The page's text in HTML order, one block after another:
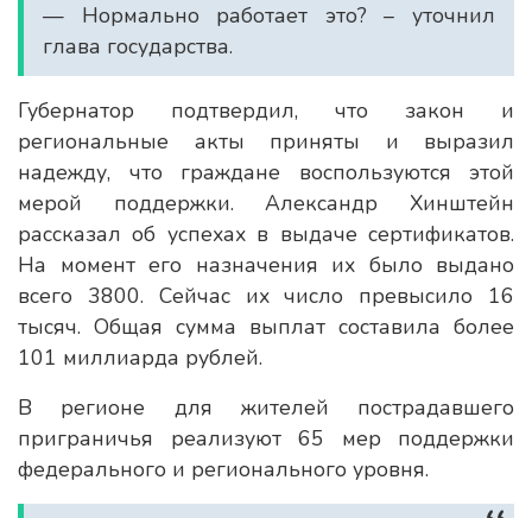
— Нормально работает это? – уточнил
глава государства.
Губернатор подтвердил, что закон и
региональные акты приняты и выразил
надежду, что граждане воспользуются этой
мерой поддержки. Александр Хинштейн
рассказал об успехах в выдаче сертификатов.
На момент его назначения их было выдано
всего 3800. Сейчас их число превысило 16
тысяч. Общая сумма выплат составила более
101 миллиарда рублей.
В регионе для жителей пострадавшего
приграничья реализуют 65 мер поддержки
федерального и регионального уровня.